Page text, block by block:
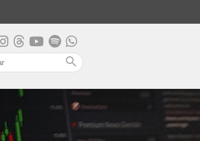
search